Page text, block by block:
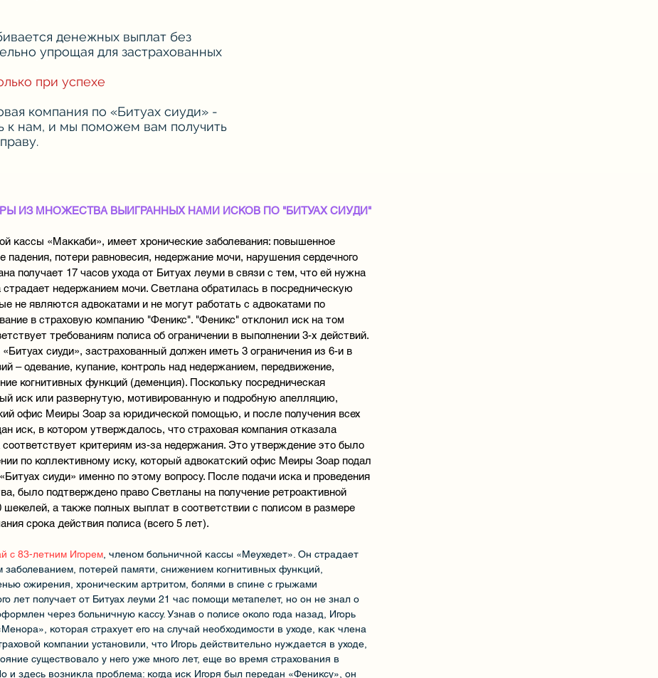
денежных выплат без
упрощая для застрахованных
при успехе
компания по «Битуах сиуди» -
к нам, и мы поможем вам получить
ИЗ МНОЖЕСТВА ВЫИГРАННЫХ НАМИ ИСКОВ ПО "БИТУАХ СИУДИ"
кассы «Маккаби», имеет хронические заболевания: повышенное
падения, потери равновесия, недержание мочи, нарушения сердечного
получает 17 часов ухода от Битуах леуми в связи с тем, что ей нужна
недержанием мочи. Светлана обратилась в посредническую
не являются адвокатами и не могут работать с адвокатами по
в страховую компанию "Феникс". "Феникс" отклонил иск на том
требованиям полиса об ограничении в выполнении 3-х действий.
сиуди», застрахованный должен иметь 3 ограничения из 6-и в
– одевание, купание, контроль над недержанием, передвижение,
когнитивных функций (деменция). Поскольку посредническая
иск или развернутую, мотивированную и подробную апелляцию,
офис Меиры Зоар за юридической помощью, и после получения всех
иск, в котором утверждалось, что страховая компания отказала
критериям из-за недержания. Это утверждение это было
по коллективному иску, который адвокатский офис Меиры Зоар подал
сиуди» именно по этому вопросу. После подачи иска и проведения
было подтверждено право Светланы на получение ретроактивной
а также полных выплат в соответствии с полисом в размере
срока действия полиса (всего 5 лет).
с 83-летним Игорем , членом больничной кассы «Меухедет». Он страдает
потерей памяти, снижением когнитивных функций,
ожирения, хроническим артритом, болями в спине с грыжами
лет получает от Битуах леуми 21 час помощи метапелет, но он не знал о
через больничную кассу. Узнав о полисе около года назад, Игорь
которая страхует его на случай необходимости в уходе, как члена
компании установили, что Игорь действительно нуждается в уходе,
существовало у него уже много лет, еще во время страхования в
здесь возникла проблема: когда иск Игоря был передан «Фениксу», он